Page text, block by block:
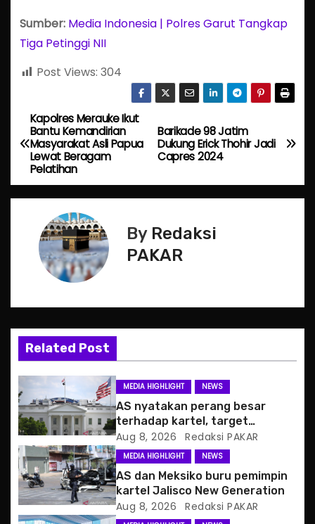
Sumber: Media Indonesia | Polres Garut Tangkap
Tiga Petinggi NII
Post Views: 304
P
o
s
v
i
g
a
t
i
o
n
Barikade 98 Jatim
Dukung Erick Thohir Jadi
Capres 2024
Kapolres Merauke Ikut
Bantu Kemandirian
Masyarakat Asli Papua
Lewat Beragam
Pelatihan
By Redaksi
PAKAR
Related Post
MEDIA HIGHLIGHT NEWS
AS nyatakan perang besar
terhadap kartel, target
pertama CJNG
Aug 8, 2026 Redaksi PAKAR
MEDIA HIGHLIGHT NEWS
AS dan Meksiko buru pemimpin
kartel Jalisco New Generation
Aug 8, 2026 Redaksi PAKAR